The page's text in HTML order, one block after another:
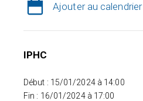
Ajouter au calendrier
IPHC
Début : 15/01/2024 à 14:00
Fin : 16/01/2024 à 17:00